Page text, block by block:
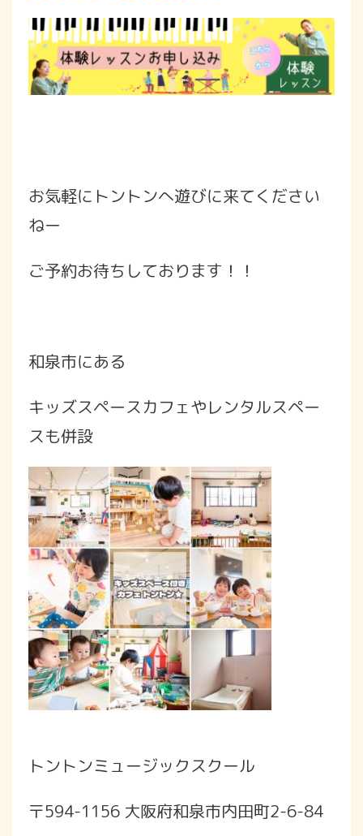
お気軽にトントンへ遊びに来てください
ねー
ご予約お待ちしております！！
和泉市にある
キッズスペースカフェやレンタルスペー
スも併設
トントンミュージックスクール
〒594-1156 大阪府和泉市内田町2-6-84